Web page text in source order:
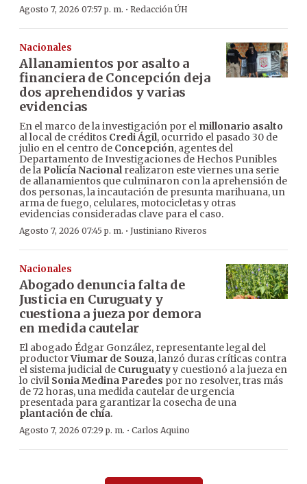
Agosto 7, 2026 07:57 p. m. · Redacción ÚH
Nacionales
Allanamientos por asalto a
financiera de Concepción deja
dos aprehendidos y varias
evidencias
En el marco de la investigación por el millonario asalto
al local de créditos Credi Ágil, ocurrido el pasado 30 de
julio en el centro de Concepción, agentes del
Departamento de Investigaciones de Hechos Punibles
de la Policía Nacionalrealizaron este viernes una serie
de allanamientos que culminaron con la aprehensión de
dos personas, la incautación de presunta marihuana, un
arma de fuego, celulares, motocicletas y otras
evidencias consideradas clave para el caso.
Agosto 7, 2026 07:45 p. m. · Justiniano Riveros
Nacionales
Abogado denuncia falta de
Justicia en Curuguaty y
cuestiona a jueza por demora
en medida cautelar
El abogado Édgar González, representante legal del
productorViumar de Souza, lanzó duras críticas contra
el sistema judicial de Curuguatyy cuestionó a la jueza en
lo civil Sonia Medina Paredes por no resolver, tras más
de 72 horas, una medida cautelar de urgencia
presentada para garantizar la cosecha de una
plantación de chía.
Agosto 7, 2026 07:29 p. m. · Carlos Aquino